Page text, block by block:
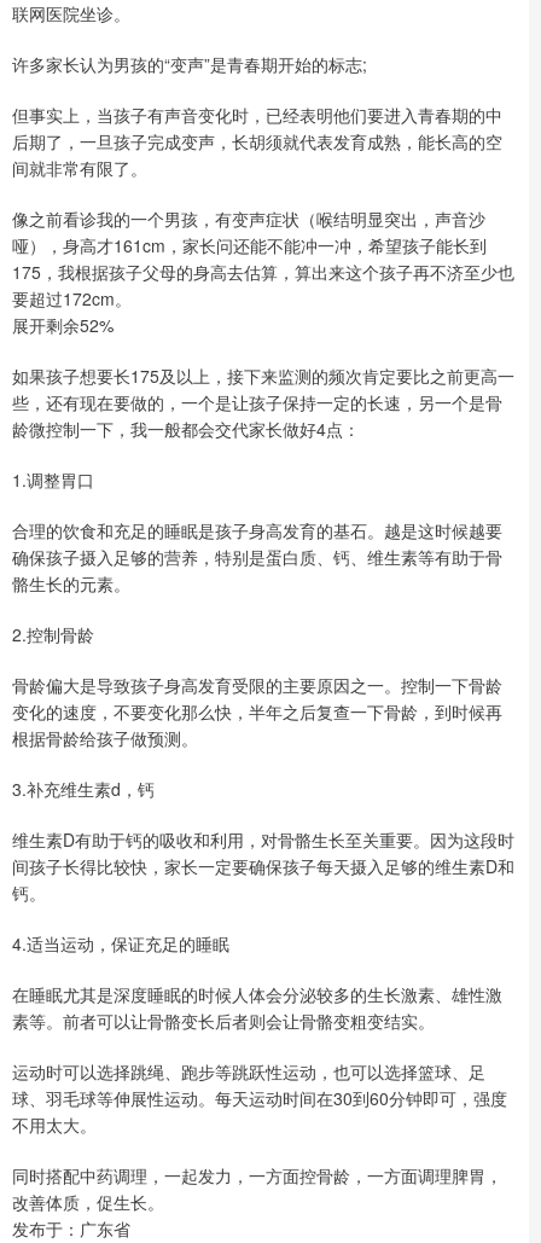
联网医院坐诊。
许多家长认为男孩的“变声”是青春期开始的标志;
但事实上，当孩子有声音变化时，已经表明他们要进入青春期的中
后期了，一旦孩子完成变声，长胡须就代表发育成熟，能长高的空
间就非常有限了。
像之前看诊我的一个男孩，有变声症状（喉结明显突出，声音沙
哑），身高才161cm，家长问还能不能冲一冲，希望孩子能长到
175，我根据孩子父母的身高去估算，算出来这个孩子再不济至少也
要超过172cm。
展开剩余52%
如果孩子想要长175及以上，接下来监测的频次肯定要比之前更高一
些，还有现在要做的，一个是让孩子保持一定的长速，另一个是骨
龄微控制一下，我一般都会交代家长做好4点：
1.调整胃口
合理的饮食和充足的睡眠是孩子身高发育的基石。越是这时候越要
确保孩子摄入足够的营养，特别是蛋白质、钙、维生素等有助于骨
骼生长的元素。
2.控制骨龄
骨龄偏大是导致孩子身高发育受限的主要原因之一。控制一下骨龄
变化的速度，不要变化那么快，半年之后复查一下骨龄，到时候再
根据骨龄给孩子做预测。
3.补充维生素d，钙
维生素D有助于钙的吸收和利用，对骨骼生长至关重要。因为这段时
间孩子长得比较快，家长一定要确保孩子每天摄入足够的维生素D和
钙。
4.适当运动，保证充足的睡眠
在睡眠尤其是深度睡眠的时候人体会分泌较多的生长激素、雄性激
素等。前者可以让骨骼变长后者则会让骨骼变粗变结实。
运动时可以选择跳绳、跑步等跳跃性运动，也可以选择篮球、足
球、羽毛球等伸展性运动。每天运动时间在30到60分钟即可，强度
不用太大。
同时搭配中药调理，一起发力，一方面控骨龄，一方面调理脾胃，
改善体质，促生长。
发布于：广东省